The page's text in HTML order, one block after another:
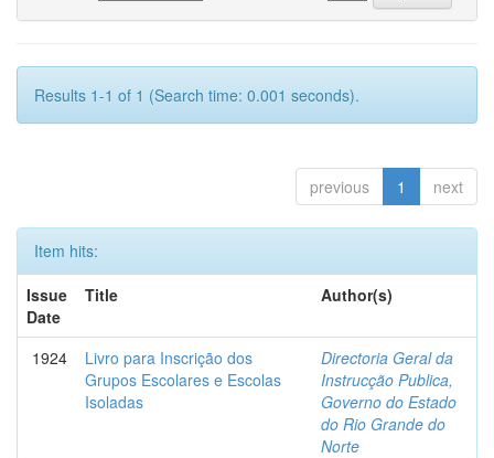
Results 1-1 of 1 (Search time: 0.001 seconds).
previous 1 next
Item hits:
Issue
Date
Title Author(s)
1924
Livro para Inscrição dos
Grupos Escolares e Escolas
Isoladas
Directoria Geral da
Instrucção Publica,
Governo do Estado
do Rio Grande do
Norte